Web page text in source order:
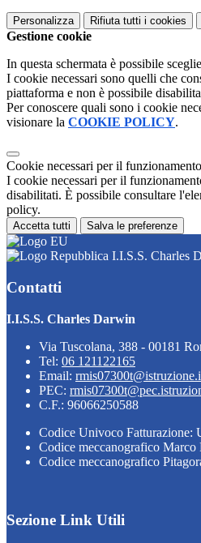
Personalizza Rifiuta tutti i cookies
Gestione cookie
In questa schermata è possibile
I cookie necessari sono quelli che
piattaforma e non è possibile
Per conoscere quali sono i cookie
visionare la COOKIE POLICY.
Cookie necessari per il funzionamento
I cookie necessari per il
disabilitati. È possibile consultare
policy.
Accetta tutti Salva le preferenze
I.I.S.S. Charles
Contatti
I.I.S.S. Charles Darwin
Via Tuscolana, 388 - 00181
Tel: 06 121122165
Email:
PEC:
C.F.: 96066250588
Codice Univoco Fatturazione:
Codice meccanografico
Codice meccanografico
Sezione Link Utili